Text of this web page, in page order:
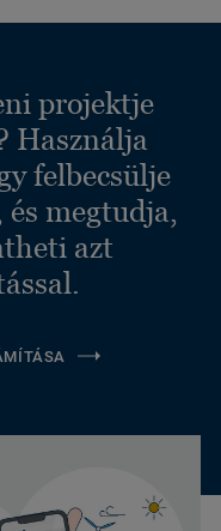
projektje
Használja
felbecsülje
megtudja,
azt